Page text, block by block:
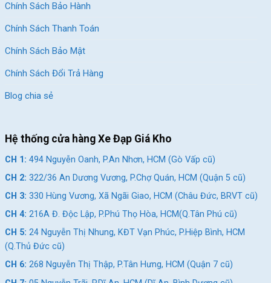
Chính Sách Bảo Hành
Chính Sách Thanh Toán
Chính Sách Bảo Mật
Chính Sách Đổi Trả Hàng
Blog chia sẻ
Hệ thống cửa hàng Xe Đạp Giá Kho
CH 1: 494 Nguyễn Oanh, P.An Nhơn, HCM (Gò Vấp cũ)
CH 2: 322/36 An Dương Vương, P.Chợ Quán, HCM (Quận 5 cũ)
CH 3: 330 Hùng Vương, Xã Ngãi Giao, HCM (Châu Đức, BRVT cũ)
CH 4: 216A Đ. Độc Lập, P.Phú Thọ Hòa, HCM(Q.Tân Phú cũ)
CH 5: 24 Nguyễn Thị Nhung, KĐT Vạn Phúc, P.Hiệp Bình, HCM
(Q.Thủ Đức cũ)
CH 6: 268 Nguyễn Thị Thập, P.Tân Hưng, HCM (Quận 7 cũ)